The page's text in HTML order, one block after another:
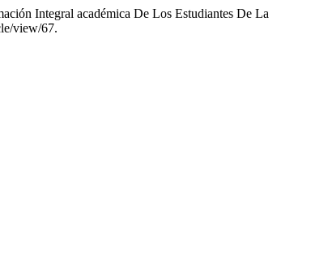
Integral académica De Los Estudiantes De La
view/67.